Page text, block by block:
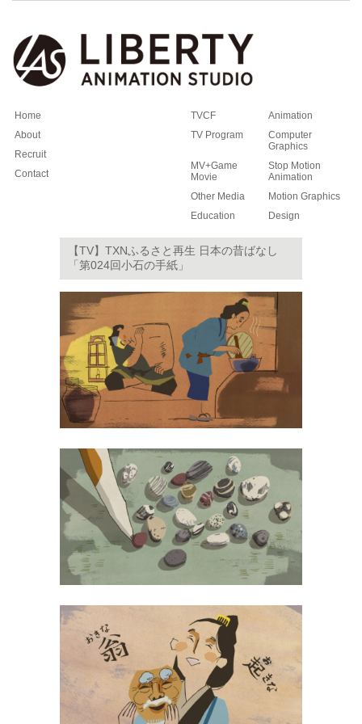
Home
About
Recruit
Contact
TVCF
Animation
TV Program
Computer
Graphics
MV+Game
Movie
Stop Motion
Animation
Other Media
Motion Graphics
Education
Design
【TV】TXNふるさと再生 日本の昔ばなし
「第024回小石の手紙」